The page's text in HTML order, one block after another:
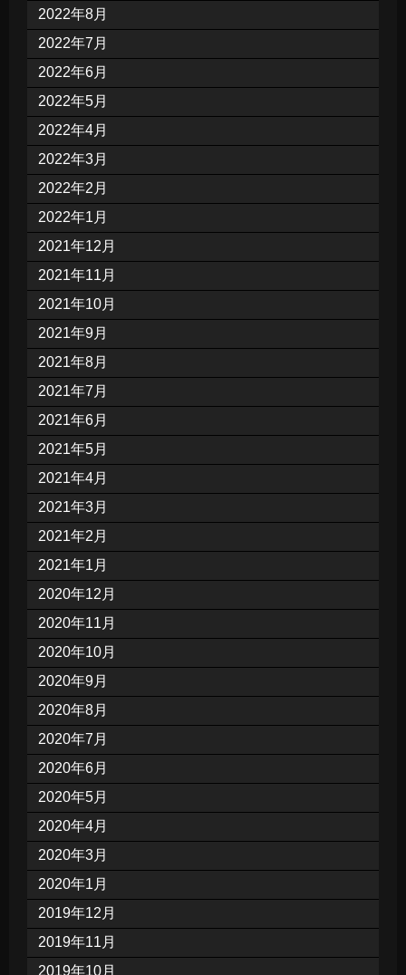
2022年8月
2022年7月
2022年6月
2022年5月
2022年4月
2022年3月
2022年2月
2022年1月
2021年12月
2021年11月
2021年10月
2021年9月
2021年8月
2021年7月
2021年6月
2021年5月
2021年4月
2021年3月
2021年2月
2021年1月
2020年12月
2020年11月
2020年10月
2020年9月
2020年8月
2020年7月
2020年6月
2020年5月
2020年4月
2020年3月
2020年1月
2019年12月
2019年11月
2019年10月